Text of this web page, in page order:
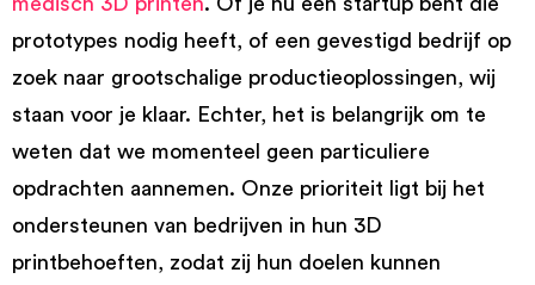
prototypes nodig heeft, of een gevestigd bedrijf op
zoek naar grootschalige productieoplossingen, wij
staan voor je klaar. Echter, het is belangrijk om te
weten dat we momenteel geen particuliere
opdrachten aannemen. Onze prioriteit ligt bij het
ondersteunen van bedrijven in hun 3D
printbehoeften, zodat zij hun doelen kunnen